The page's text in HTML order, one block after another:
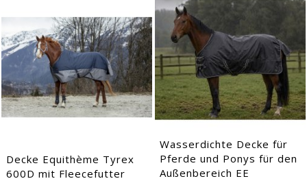
Decke Equithème Tyrex
600D mit Fleecefutter
Wasserdichte Decke für
Pferde und Ponys für den
Außenbereich EE